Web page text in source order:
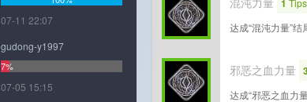
1 Tips
达成“混沌力量”结
邪恶之血力量
达成“邪恶之血力量
07-11 22:07
gudong-y1997
7%
07-05 15:15